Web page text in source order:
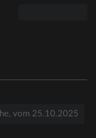
vom 25.10.2025